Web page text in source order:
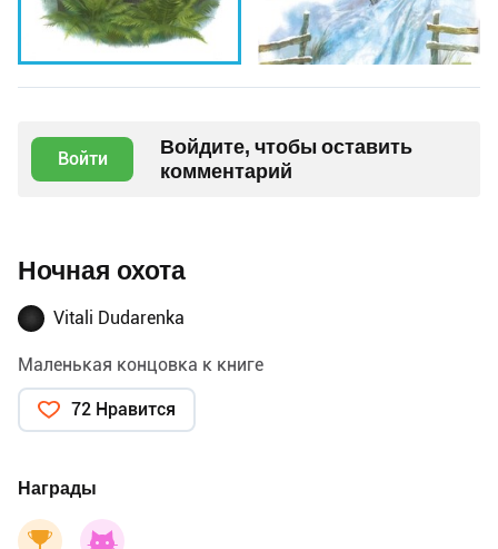
Войти
Войдите, чтобы оставить
комментарий
Ночная охота
Vitali Dudarenka
Маленькая концовка к книге
72 Нравится
Награды